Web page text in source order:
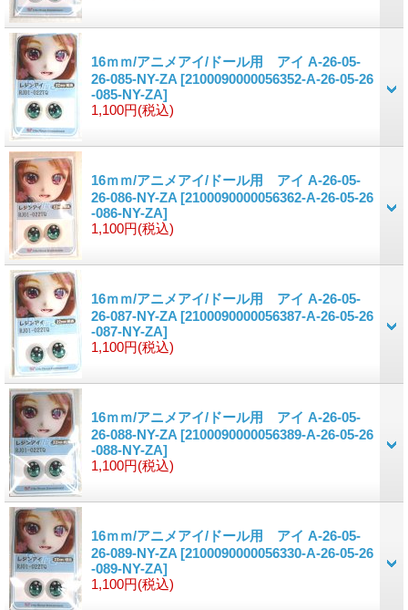
16ｍｍ/アニメアイ/ドール用 アイ A-26-05-
26-085-NY-ZA [2100090000056352-A-26-05-26
-085-NY-ZA]
1,100円(税込)
16ｍｍ/アニメアイ/ドール用 アイ A-26-05-
26-086-NY-ZA [2100090000056362-A-26-05-26
-086-NY-ZA]
1,100円(税込)
16ｍｍ/アニメアイ/ドール用 アイ A-26-05-
26-087-NY-ZA [2100090000056387-A-26-05-26
-087-NY-ZA]
1,100円(税込)
16ｍｍ/アニメアイ/ドール用 アイ A-26-05-
26-088-NY-ZA [2100090000056389-A-26-05-26
-088-NY-ZA]
1,100円(税込)
16ｍｍ/アニメアイ/ドール用 アイ A-26-05-
26-089-NY-ZA [2100090000056330-A-26-05-26
-089-NY-ZA]
1,100円(税込)